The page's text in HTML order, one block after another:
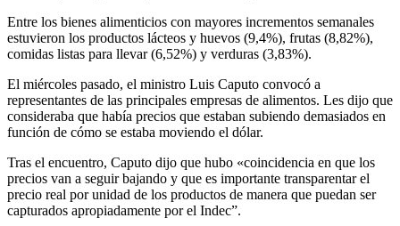
Entre los bienes alimenticios con mayores incrementos semanales
estuvieron los productos lácteos y huevos (9,4%), frutas (8,82%),
comidas listas para llevar (6,52%) y verduras (3,83%).
El miércoles pasado, el ministro Luis Caputo convocó a
representantes de las principales empresas de alimentos. Les dijo que
consideraba que había precios que estaban subiendo demasiados en
función de cómo se estaba moviendo el dólar.
Tras el encuentro, Caputo dijo que hubo «coincidencia en que los
precios van a seguir bajando y que es importante transparentar el
precio real por unidad de los productos de manera que puedan ser
capturados apropiadamente por el Indec”.